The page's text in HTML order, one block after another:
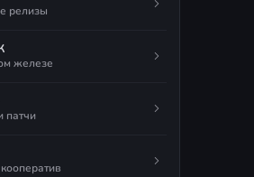
релизы
железе
патчи